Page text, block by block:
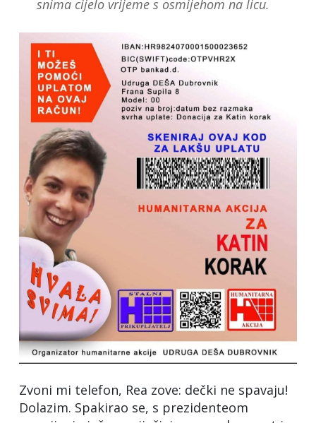
snima cijelo vrijeme s osmijehom na licu.
Zvoni mi telefon, Rea zove: dečki ne spavaju!
Dolazim. Spakirao se, s prezidenteom